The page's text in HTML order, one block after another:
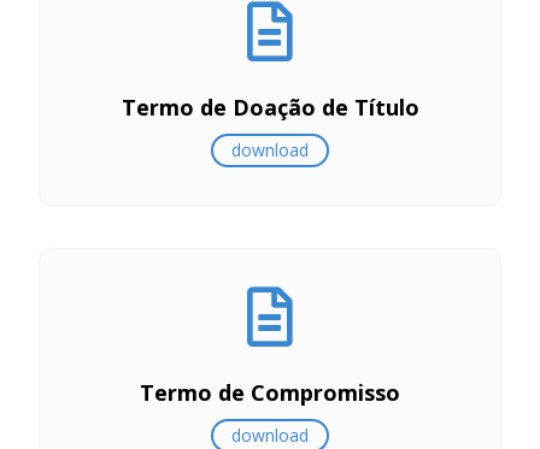
Termo de Doação de Título
download
Termo de Compromisso
download